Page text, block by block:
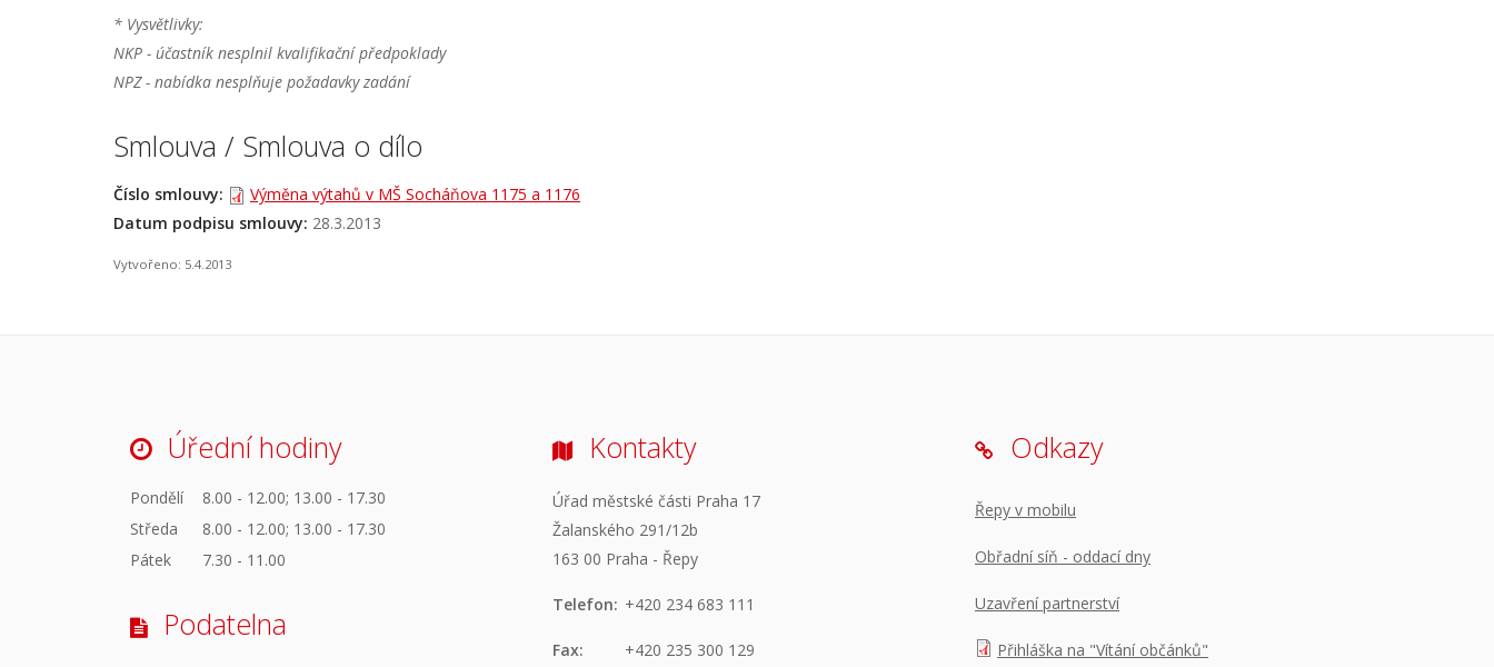
* Vysvětlivky:
NKP - účastník nesplnil kvalifikační předpoklady
NPZ - nabídka nesplňuje požadavky zadání
Smlouva / Smlouva o dílo
Číslo smlouvy:
Výměna výtahů v MŠ Socháňova 1175 a 1176
Datum podpisu smlouvy: 28.3.2013
Vytvořeno: 5.4.2013
Úřední hodiny
Pondělí
8.00 - 12.00; 13.00 - 17.30
Středa
8.00 - 12.00; 13.00 - 17.30
Pátek
7.30 - 11.00
Podatelna
Kontakty
Úřad městské části Praha 17
Žalanského 291/12b
163 00 Praha - Řepy
Telefon: +420 234 683 111
Fax: +420 235 300 129
Odkazy
Řepy v mobilu
Obřadní síň - oddací dny
Uzavření partnerství
Přihláška na "Vítání občánků"